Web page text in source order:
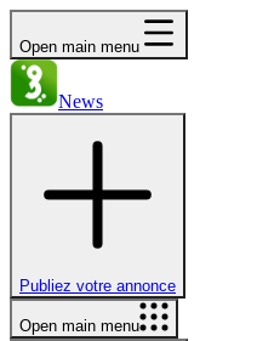
Open main menu
News
Publiez votre annonce
Open main menu